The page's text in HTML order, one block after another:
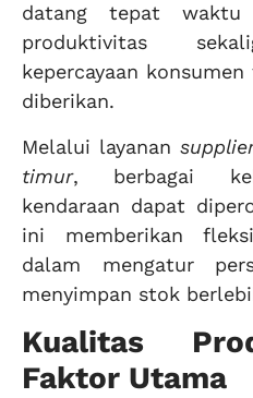
datang tepat waktu
produktivitas
kepercayaan
diberikan.
Melalui layanan
timur, berbagai
kendaraan dapat
ini memberikan
dalam mengatur
menyimpan stok
Kualitas
Faktor Utama